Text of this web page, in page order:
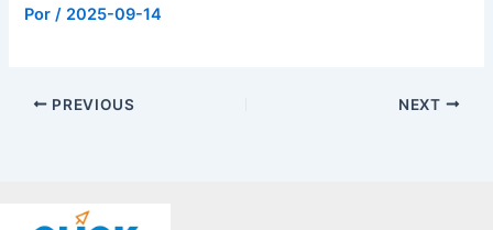
Por/ 2025-09-14
PREVIOUS NEXT